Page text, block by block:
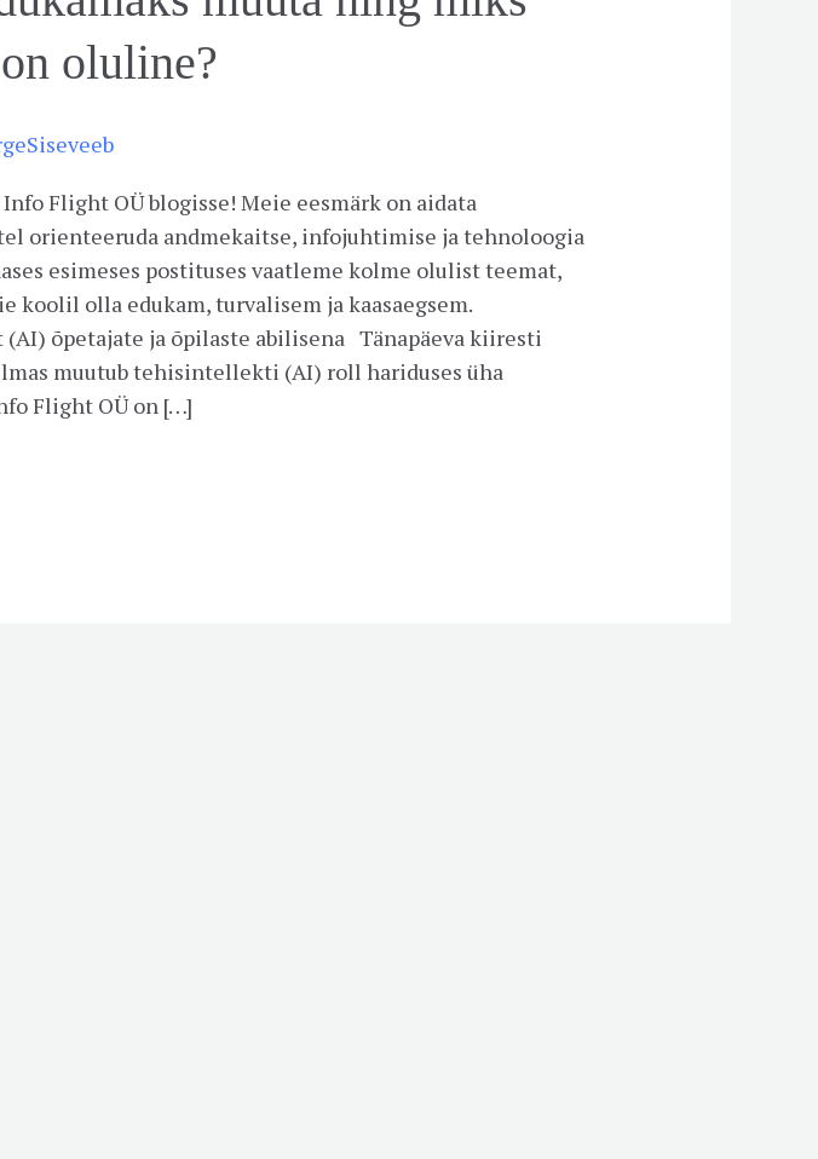
oluline?
Flight OÜ blogisse! Meie eesmärk on aidata
orienteeruda andmekaitse, infojuhtimise ja tehnoloogia
esimeses postituses vaatleme kolme olulist teemat,
koolil olla edukam, turvalisem ja kaasaegsem.
õpetajate ja õpilaste abilisena Tänapäeva kiiresti
muutub tehisintellekti (AI) roll hariduses üha
Flight OÜ on […]